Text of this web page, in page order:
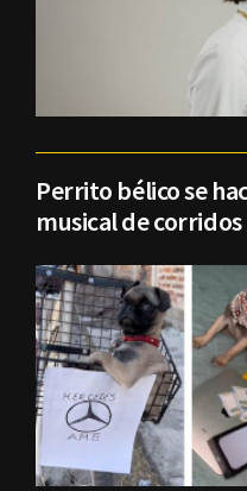
Perrito bélico se
musical de